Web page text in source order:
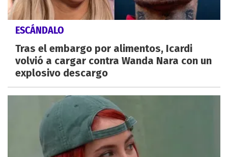
ESCÁNDALO
Tras el embargo por alimentos, Icardi
volvió a cargar contra Wanda Nara con un
explosivo descargo